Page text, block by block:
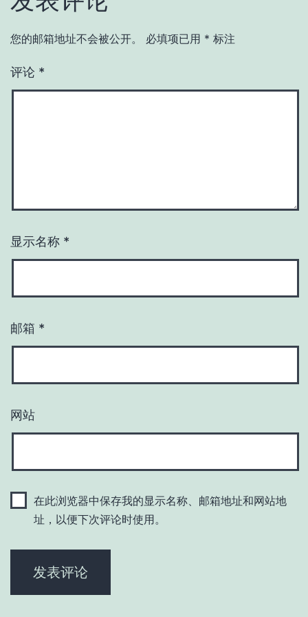
您的邮箱地址不会被公开。 必填项已用 * 标注
评论 *
显示名称 *
邮箱 *
网站
在此浏览器中保存我的显示名称、邮箱地址和网站地
址，以便下次评论时使用。